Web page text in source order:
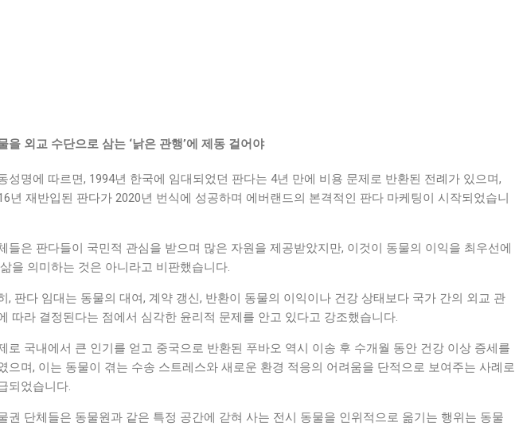
을 외교 수단으로 삼는 ‘낡은 관행’에 제동 걸어야
성명에 따르면, 1994년 한국에 임대되었던 판다는 4년 만에 비용 문제로 반환된 전례가 있으며,
년 재반입된 판다가 2020년 번식에 성공하며 에버랜드의 본격적인 판다 마케팅이 시작되었습니
들은 판다들이 국민적 관심을 받으며 많은 자원을 제공받았지만, 이것이 동물의 이익을 최우선에
을 의미하는 것은 아니라고 비판했습니다.
, 판다 임대는 동물의 대여, 계약 갱신, 반환이 동물의 이익이나 건강 상태보다 국가 간의 외교 관
따라 결정된다는 점에서 심각한 윤리적 문제를 안고 있다고 강조했습니다.
로 국내에서 큰 인기를 얻고 중국으로 반환된 푸바오 역시 이송 후 수개월 동안 건강 이상 증세를
으며, 이는 동물이 겪는 수송 스트레스와 새로운 환경 적응의 어려움을 단적으로 보여주는 사례로
되었습니다.
권 단체들은 동물원과 같은 특정 공간에 갇혀 사는 전시 동물을 인위적으로 옮기는 행위는 동물